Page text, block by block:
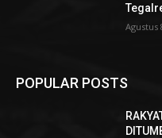
Agustus
POPULAR POSTS